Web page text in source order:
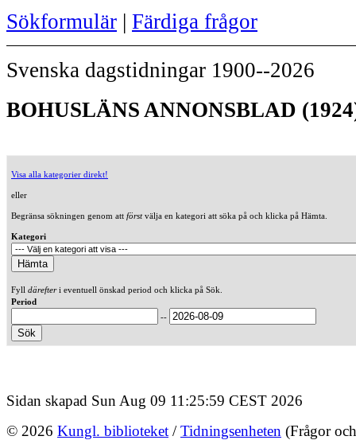
Sökformulär | Färdiga frågor
Svenska dagstidningar 1900--2026
BOHUSLÄNS ANNONSBLAD
Visa alla kategorier direkt!
eller
Begränsa sökningen genom att förstvälja en kategori att söka på och klicka på Hämta.
Kategori
Fyll därefteri eventuell önskad period och klicka på Sök.
Period
--
Sidan skapad Sun Aug 09 11:25:59 CEST 2026
© 2026 Kungl. biblioteket /Tidningsenheten (Frågor